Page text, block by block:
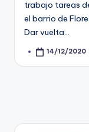
trabajo tareas
el barrio de
Dar vuelta…
Posted14/12/2020
de